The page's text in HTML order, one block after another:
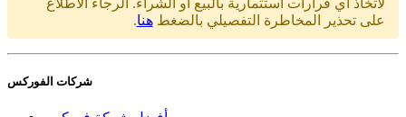
لاتخاذ أي قرارات استثمارية بالبيع أو الشراء. الرجاء الاطلاع
على تحذير المخاطرة التفصيلي بالضغطهنا.
شركات الفوركس